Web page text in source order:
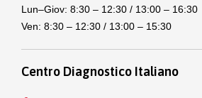
Lun–Giov: 8:30 – 12:30 / 13:00 – 16:30
Ven: 8:30 – 12:30 / 13:00 – 15:30
Centro Diagnostico Italiano